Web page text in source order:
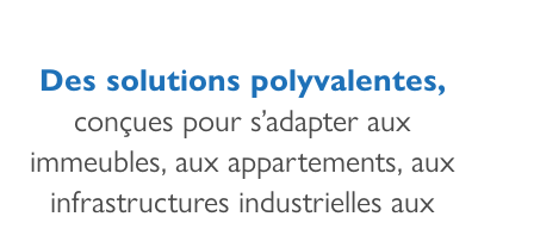
Des solutions polyvalentes,
conçues pour s’adapter aux
immeubles, aux appartements, aux
infrastructures industrielles aux